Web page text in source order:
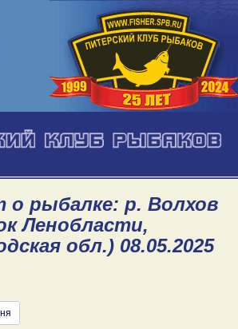
рыбалке: р. Волхов
Ленобласти,
обл.) 08.05.2025